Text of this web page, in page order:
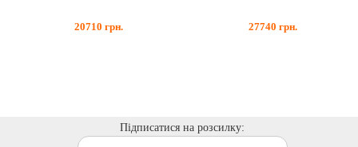
20710 грн. 27740 грн.
Підписатися на розсилку: